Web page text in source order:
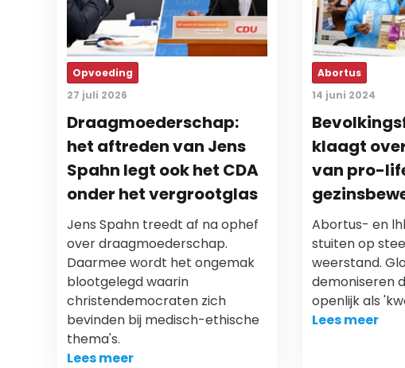
Opvoeding
27 juli 2026
Draagmoederschap:
het aftreden van Jens
Spahn legt ook het CDA
onder het vergrootglas
Jens Spahn treedt af na ophef
over draagmoederschap.
Daarmee wordt het ongemak
blootgelegd waarin
christendemocraten zich
bevinden bij medisch-ethische
thema's.
Lees meer
Abortus
14 juni 2024
klaagt
van pro-
Abortus- en
stuiten op
weerstand.
demoniseren
openlijk als
Lees meer